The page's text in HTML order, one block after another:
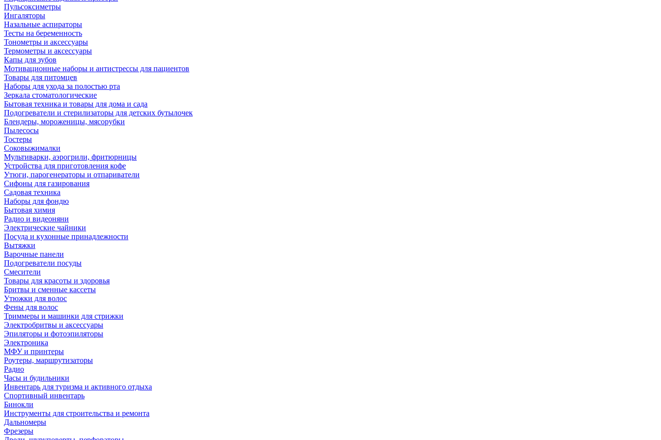
Пульсоксиметры
Ингаляторы
Назальные аспираторы
Тесты на беременность
Тонометры и аксессуары
Термометры и аксессуары
Капы для зубов
Мотивационные наборы и антистрессы для пациентов
Товары для питомцев
Наборы для ухода за полостью рта
Зеркала стоматологические
Бытовая техника и товары для дома и сада
Подогреватели и стерилизаторы для детских бутылочек
Блендеры, мороженицы, мясорубки
Пылесосы
Тостеры
Соковыжималки
Мультиварки, аэрогрили, фритюрницы
Устройства для приготовления кофе
Утюги, парогенераторы и отпариватели
Сифоны для газирования
Садовая техника
Наборы для фондю
Бытовая химия
Радио и видеоняни
Электрические чайники
Посуда и кухонные принадлежности
Вытяжки
Варочные панели
Подогреватели посуды
Смесители
Товары для красоты и здоровья
Бритвы и сменные кассеты
Утюжки для волос
Фены для волос
Триммеры и машинки для стрижки
Электробритвы и аксессуары
Эпиляторы и фотоэпиляторы
Электроника
МФУ и принтеры
Роутеры, маршрутизаторы
Радио
Часы и будильники
Инвентарь для туризма и активного отдыха
Спортивный инвентарь
Бинокли
Инструменты для строительства и ремонта
Дальномеры
Фрезеры